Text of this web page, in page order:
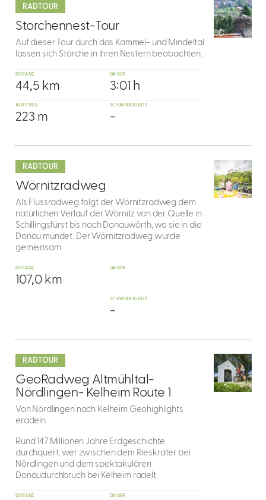
RADTOUR
5
Storchennest-Tour
©
Auf dieser Tour durch das Kammel- und Mindeltal
lassen sich Störche in ihren Nestern beobachten.
DISTANZ
44,5 km
DAUER
3:01 h
AUFSTIEG
223 m
SCHWIERIGKEIT
-
RADTOUR
6
Wörnitzradweg
Als Flussradweg folgt der Wörnitzradweg dem
natürlichen Verlauf der Wörnitz von der Quelle in
Schillingsfürst bis nach Donauwörth, wo sie in die
Donau mündet. Der Wörnitzradweg wurde
gemeinsam
DISTANZ
107,0 km
DAUER
SCHWIERIGKEIT
-
dazu
RADTOUR
7
GeoRadweg Altmühltal-
Nördlingen- Kelheim Route 1
Von Nördlingen nach Kelheim Geohighlights
eradeln.
Rund 147 Millionen Jahre Erdgeschichte
durchquert, wer zwischen dem Rieskrater bei
Nördlingen und dem spektakulären
Donaudurchbruch bei Kelheim radelt.
DISTANZ DAUER
dazu